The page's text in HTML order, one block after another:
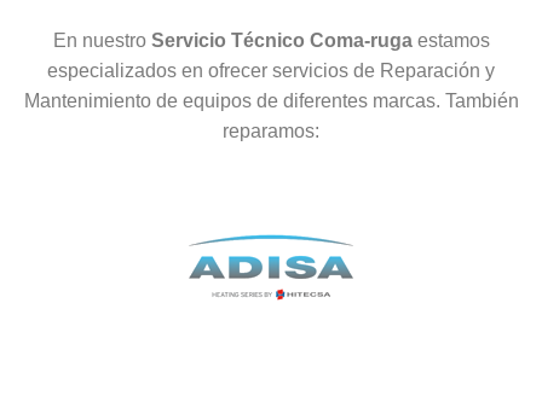
En nuestro Servicio Técnico Coma-ruga estamos
especializados en ofrecer servicios de Reparación y
Mantenimiento de equipos de diferentes marcas. También
reparamos: